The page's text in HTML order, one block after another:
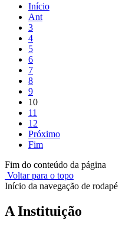
Início
Ant
3
4
5
6
7
8
9
10
11
12
Próximo
Fim
Fim do conteúdo da página
Voltar para o topo
Início da navegação de rodapé
A Instituição